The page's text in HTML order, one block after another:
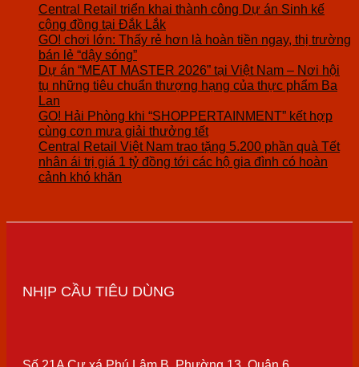
Central Retail triển khai thành công Dự án Sinh kế
cộng đồng tại Đắk Lắk
GO! chơi lớn: Thấy rẻ hơn là hoàn tiền ngay, thị trường
bán lẻ “dậy sóng”
Dự án “MEAT MASTER 2026” tại Việt Nam – Nơi hội
tụ những tiêu chuẩn thượng hạng của thực phẩm Ba
Lan
GO! Hải Phòng khi “SHOPPERTAINMENT” kết hợp
cùng cơn mưa giải thưởng tết
Central Retail Việt Nam trao tặng 5.200 phần quà Tết
nhân ái trị giá 1 tỷ đồng tới các hộ gia đình có hoàn
cảnh khó khăn
NHỊP CẦU TIÊU DÙNG